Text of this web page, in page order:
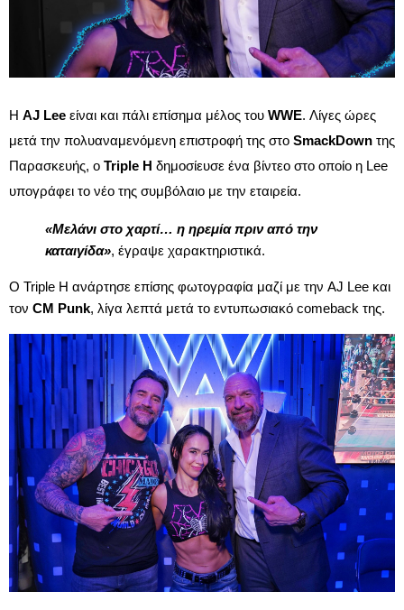
Η AJ Lee είναι και πάλι επίσημα μέλος του WWE. Λίγες ώρες
μετά την πολυαναμενόμενη επιστροφή της στο SmackDown της
Παρασκευής, ο Triple H δημοσίευσε ένα βίντεο στο οποίο η Lee
υπογράφει το νέο της συμβόλαιο με την εταιρεία.
«Μελάνι στο χαρτί… η ηρεμία πριν από την
καταιγίδα», έγραψε χαρακτηριστικά.
Ο Triple H ανάρτησε επίσης φωτογραφία μαζί με την AJ Lee και
τον CM Punk, λίγα λεπτά μετά το εντυπωσιακό comeback της.